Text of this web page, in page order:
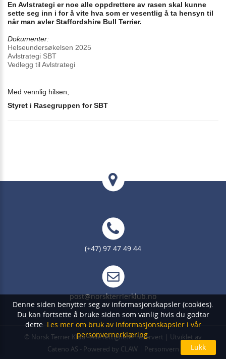
En Avlstrategi er noe alle oppdrettere av rasen skal kunne
sette seg inn i for å vite hva som er vesentlig å ta hensyn til
når man avler Staffordshire Bull Terrier.
Dokumenter:
Helseundersøkelsen 2025
Avlstrategi SBT
Vedlegg til Avlstrategi
Med vennlig hilsen,
Styret i Rasegruppen for SBT
(+47) 97 47 49 44
post@norskterrierklub.no
© Norsk Terrier Klub- Alle rettigheter reservert | Utviklet av
Cateno AS - Powered by CLAW| Personvern
Denne siden benytter seg av informasjonskapsler (cookies).
Du kan fortsette å bruke siden som vanlig hvis du godtar
dette. Les mer om bruk av informasjonskapsler i vår
personvernerklæring.